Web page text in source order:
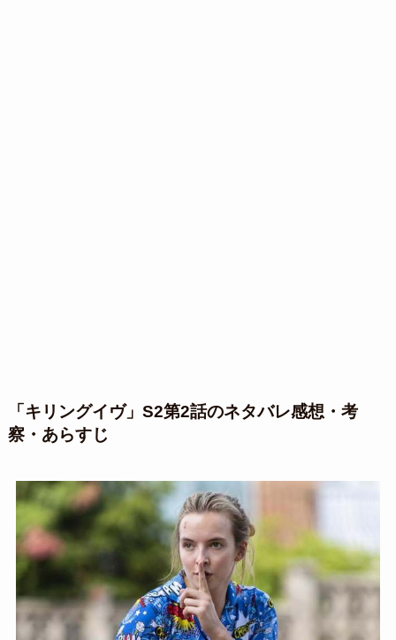
「キリングイヴ」S2第2話のネタバレ感想・考
察・あらすじ